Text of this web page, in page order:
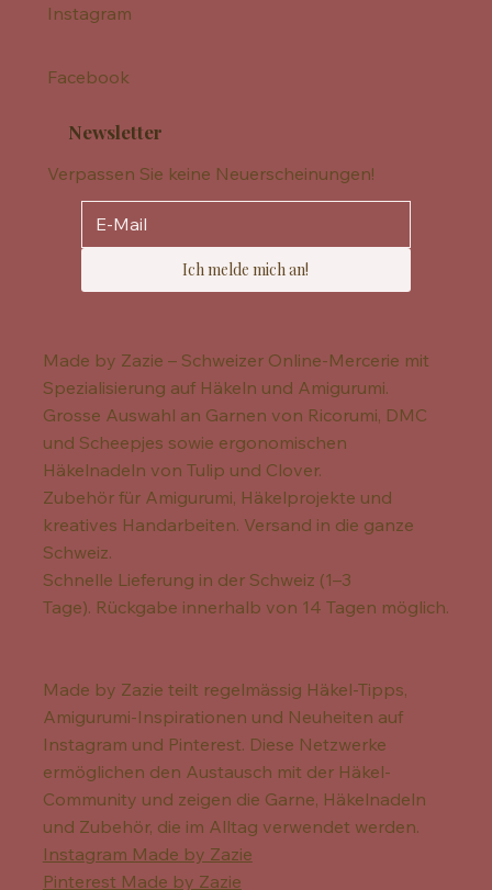
Instagram
Facebook
Newsletter
Verpassen Sie keine Neuerscheinungen!
Ich melde mich an!
Made by Zazie – Schweizer Online-Mercerie mit
Spezialisierung auf Häkeln und Amigurumi.
Grosse Auswahl an Garnen von Ricorumi, DMC
und Scheepjes sowie ergonomischen
Häkelnadeln von Tulip und Clover.
Zubehör für Amigurumi, Häkelprojekte und
kreatives Handarbeiten. Versand in die ganze
Schweiz.
Schnelle Lieferung in der Schweiz (1–3
Tage). Rückgabe innerhalb von 14 Tagen möglich.
Made by Zazie teilt regelmässig Häkel-Tipps,
Amigurumi-Inspirationen und Neuheiten auf
Instagram und Pinterest. Diese Netzwerke
ermöglichen den Austausch mit der Häkel-
Community und zeigen die Garne, Häkelnadeln
und Zubehör, die im Alltag verwendet werden.
Instagram Made by Zazie
Pinterest Made by Zazie